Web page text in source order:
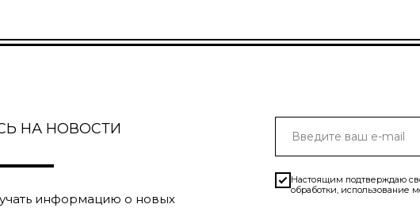
Настоящим подтверждаю
обработки, использование
НА НОВОСТИ
информацию о новых